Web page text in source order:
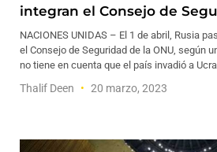
integran el Consejo de
NACIONES UNIDAS – El 1 de abril, Rusia
el Consejo de Seguridad de la ONU, según
no tiene en cuenta que el país invadió a
Thalif Deen 20 marzo, 2023